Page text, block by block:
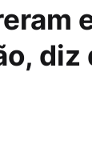
diz